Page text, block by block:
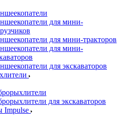
для мини-
для мини-тракторов
для мини-
для экскаваторов
для экскаваторов
Impulse